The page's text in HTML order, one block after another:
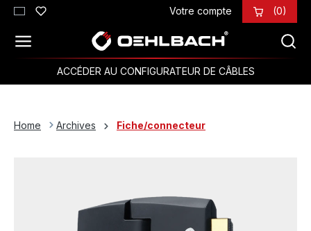
Passer au contenu principal Votre compte (0)
ACCÉDER AU CONFIGURATEUR DE CÂBLES
Home Archives Fiche/connecteur